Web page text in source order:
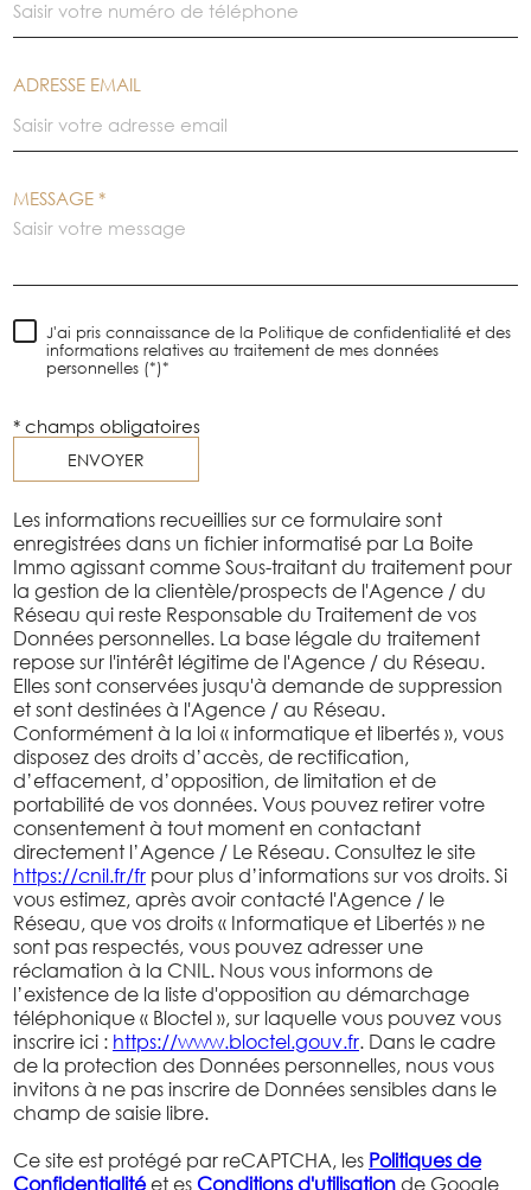
ADRESSE EMAIL
MESSAGE *
J'ai pris connaissance de la Politique de confidentialité et des
informations relatives au traitement de mes données
personnelles (*)*
* champs obligatoires
ENVOYER
Les informations recueillies sur ce formulaire sont
enregistrées dans un fichier informatisé par La Boite
Immo agissant comme Sous-traitant du traitement pour
la gestion de la clientèle/prospects de l'Agence / du
Réseau qui reste Responsable du Traitement de vos
Données personnelles. La base légale du traitement
repose sur l'intérêt légitime de l'Agence / du Réseau.
Elles sont conservées jusqu'à demande de suppression
et sont destinées à l'Agence / au Réseau.
Conformément à la loi « informatique et libertés », vous
disposez des droits d’accès, de rectification,
d’effacement, d’opposition, de limitation et de
portabilité de vos données. Vous pouvez retirer votre
consentement à tout moment en contactant
directement l’Agence / Le Réseau. Consultez le site
https://cnil.fr/fr pour plus d’informations sur vos droits. Si
vous estimez, après avoir contacté l'Agence / le
Réseau, que vos droits « Informatique et Libertés » ne
sont pas respectés, vous pouvez adresser une
réclamation à la CNIL. Nous vous informons de
l’existence de la liste d'opposition au démarchage
téléphonique « Bloctel », sur laquelle vous pouvez vous
inscrire ici : https://www.bloctel.gouv.fr. Dans le cadre
de la protection des Données personnelles, nous vous
invitons à ne pas inscrire de Données sensibles dans le
champ de saisie libre.
Ce site est protégé par reCAPTCHA, les Politiques de
Confidentialitéet es Conditions d'utilisation de Google